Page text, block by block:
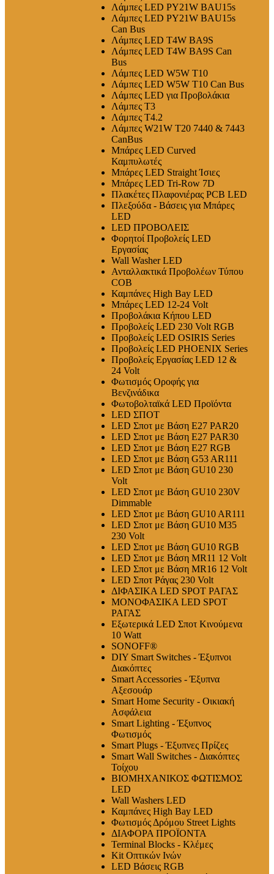
Λάμπες LED PY21W BAU15s
Λάμπες LED PY21W BAU15s
Can Bus
Λάμπες LED T4W BA9S
Λάμπες LED T4W BA9S Can
Bus
Λάμπες LED W5W T10
Λάμπες LED W5W T10 Can Bus
Λάμπες LED για Προβολάκια
Λάμπες T3
Λάμπες T4.2
Λάμπες W21W T20 7440 & 7443
CanBus
Μπάρες LED Curved
Καμπυλωτές
Μπάρες LED Straight Ίσιες
Μπάρες LED Tri-Row 7D
Πλακέτες Πλαφονιέρας PCB LED
Πλεξούδα - Βάσεις για Μπάρες
LED
LED ΠΡΟΒΟΛΕΙΣ
Φορητοί Προβολείς LED
Εργασίας
Wall Washer LED
Ανταλλακτικά Προβολέων Τύπου
COB
Καμπάνες High Bay LED
Μπάρες LED 12-24 Volt
Προβολάκια Κήπου LED
Προβολείς LED 230 Volt RGB
Προβολείς LED OSIRIS Series
Προβολείς LED PHOENIX Series
Προβολείς Εργασίας LED 12 &
24 Volt
Φωτισμός Οροφής για
Βενζινάδικα
Φωτοβολταϊκά LED Προϊόντα
LED ΣΠΟΤ
LED Σποτ με Βάση E27 PAR20
LED Σποτ με Βάση E27 PAR30
LED Σποτ με Βάση E27 RGB
LED Σποτ με Βάση G53 AR111
LED Σποτ με Βάση GU10 230
Volt
LED Σποτ με Βάση GU10 230V
Dimmable
LED Σποτ με Βάση GU10 AR111
LED Σποτ με Βάση GU10 M35
230 Volt
LED Σποτ με Βάση GU10 RGB
LED Σποτ με Βάση MR11 12 Volt
LED Σποτ με Βάση MR16 12 Volt
LED Σποτ Ράγας 230 Volt
ΔΙΦΑΣΙΚΑ LED SPOT ΡΑΓΑΣ
ΜΟΝΟΦΑΣΙΚΑ LED SPOT
ΡΑΓΑΣ
Εξωτερικά LED Σποτ Κινούμενα
10 Watt
SONOFF®
DIY Smart Switches - Έξυπνοι
Διακόπτες
Smart Accessories - Έξυπνα
Αξεσουάρ
Smart Home Security - Οικιακή
Ασφάλεια
Smart Lighting - Έξυπνος
Φωτισμός
Smart Plugs - Έξυπνες Πρίζες
Smart Wall Switches - Διακόπτες
Τοίχου
ΒΙΟΜΗΧΑΝΙΚΟΣ ΦΩΤΙΣΜΟΣ
LED
Wall Washers LED
Καμπάνες High Bay LED
Φωτισμός Δρόμου Street Lights
ΔΙΑΦΟΡΑ ΠΡΟΪΟΝΤΑ
Terminal Blocks - Κλέμες
Kit Οπτικών Ινών
LED Βάσεις RGB